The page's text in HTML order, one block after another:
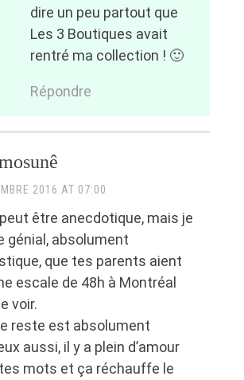
dire un peu partout que
Les 3 Boutiques avait
rentré ma collection ! 🙂
Répondre
2016 AT 07:00
peut être anecdotique, mais je
génial, absolument
que tes parents aient
escale de 48h à Montréal
voir.
reste est absolument
aussi, il y a plein d’amour
mots et ça réchauffe le